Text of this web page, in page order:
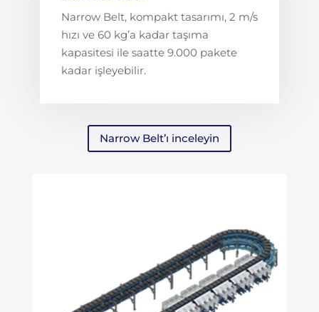
Narrow Belt, kompakt tasarımı, 2 m/s
hızı ve 60 kg’a kadar taşıma
kapasitesi ile saatte 9.000 pakete
kadar işleyebilir.
Narrow Belt’ı inceleyin